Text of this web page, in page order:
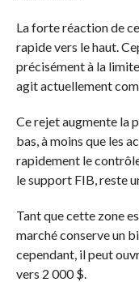
La forte réaction de
rapide vers le haut.
précisément à la
agit actuellement
Ce rejet augmente la
bas, à moins que les
rapidement le
le support FIB, reste
Tant que cette zone
marché conserve un
cependant, il peut
vers 2 000 $.